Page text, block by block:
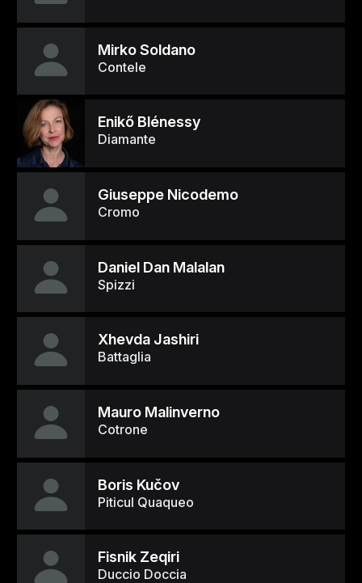
Mirko Soldano
Contele
Enikő Blénessy
Diamante
Giuseppe Nicodemo
Cromo
Daniel Dan Malalan
Spizzi
Xhevda Jashiri
Battaglia
Mauro Malinverno
Cotrone
Boris Kučov
Piticul Quaqueo
Fisnik Zeqiri
Duccio Doccia